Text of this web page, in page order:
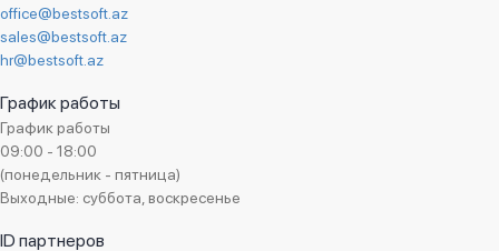
office@bestsoft.az
sales@bestsoft.az
hr@bestsoft.az
График работы
График работы
09:00 - 18:00
(понедельник - пятница)
Выходные: суббота, воскресенье
ID партнеров